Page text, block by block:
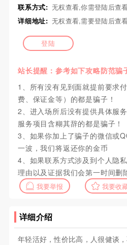
联系方式: 无权查看,你需登陆后查
详细地址: 无权查看,需要登陆后查
登陆
站长提醒：参考如下攻略防范骗
1、所有没有见到面就提前要求
费、保证金等）的都是骗子！
2、进入场所后没有提供具体服
服务项目含糊其辞的都是骗子！
3、如果你加上了骗子的微信或
一波，我们将返还你的金币
4、如果联系方式涉及到个人隐
理由以及证据我们会第一时间删
我要举报 我要收
详细介绍
年轻活好，性价比高，人很健谈